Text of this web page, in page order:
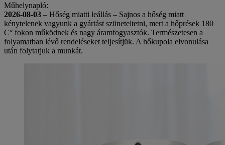
Műhelynapló:
2026-08-03 – Hőség miatti leállás – Sajnos a hőség miatt
kénytelenek vagyunk a gyártást szüneteltetni, mert a hőprések 180
C° fokon működnek és nagy áramfogyasztók. Természetesen a
folyamatban lévő rendeléseket teljesítjük. A hőkupola elvonulása
után folytatjuk a munkát.